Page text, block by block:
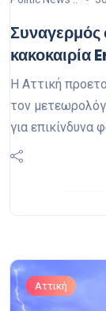
Συναγερμός
κακοκαιρία
Η Αττική
τον
για επικίνδυνα
Αττική